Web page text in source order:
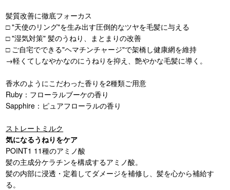
髪質改善に徹底フォーカス
□ "天使のリング"を生み出す圧倒的なツヤを毛髪に与える
□ "湿気対策" 髪のうねり、まとまりの改善
□ ご自宅でできる"ヘマチンチャージ"で架橋し健康網を維持
→軽くてしなやかなのにうねりを抑え、艶やかな毛髪に導く。
香水のようにこだわった香りを2種類ご用意
Ruby：フローラルブーケの香り
Sapphire：ピュアフローラルの香り
ストレートミルク
気になるうねりをケア
POINT1 11種のアミノ酸
髪の主成分ケラチンを構成するアミノ酸。
髪の内部に浸透・定着してダメージを補修し、髪を心から補給す
る。